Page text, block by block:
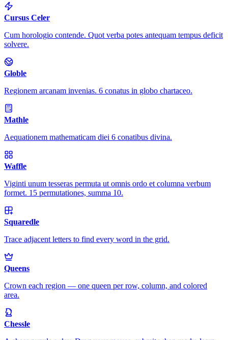
Cursus Celer
Cum horologio contende. Quot verba potes antequam tempus deficit
solvere.
Globle
Regionem arcanam invenias. 6 conatus in globo chartaceo.
Mathle
Aequationem mathematicam diei 6 conatibus divina.
Waffle
Viginti unum tesseras permuta ut omnis ordo et columna verbum
formet. 15 permutationes, summa 10.
Squaredle
Trace adjacent letters to find every word in the grid.
Queens
Crown each region — one queen per row, column, and colored
area.
Chessle